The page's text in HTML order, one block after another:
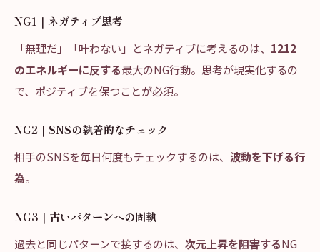
NG1｜ネガティブ思考
「無理だ」「叶わない」とネガティブに考えるのは、 1212
のエネルギーに反する最大のNG行動。思考が現実化するの
で、ポジティブを保つことが必須。
NG2｜SNSの執着的なチェック
相手のSNSを毎日何度もチェックするのは、 波動を下げる行
為。
NG3｜古いパターンへの固執
過去と同じパターンで接するのは、 次元上昇を阻害するNG